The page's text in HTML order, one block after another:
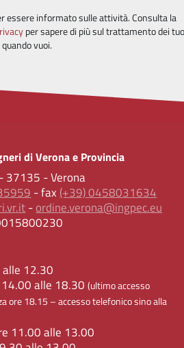
essere informato sulle attività. Consulta la
per sapere di più sul trattamento dei
vuoi.
di Verona e Provincia
37135 - Verona
- fax (+39) 0458031634
-ordine.verona@ingpec.eu
12.30
alle 18.30(ultimo accesso
ore 18.15 – accesso telefonico sino alla
11.00 alle 13.00